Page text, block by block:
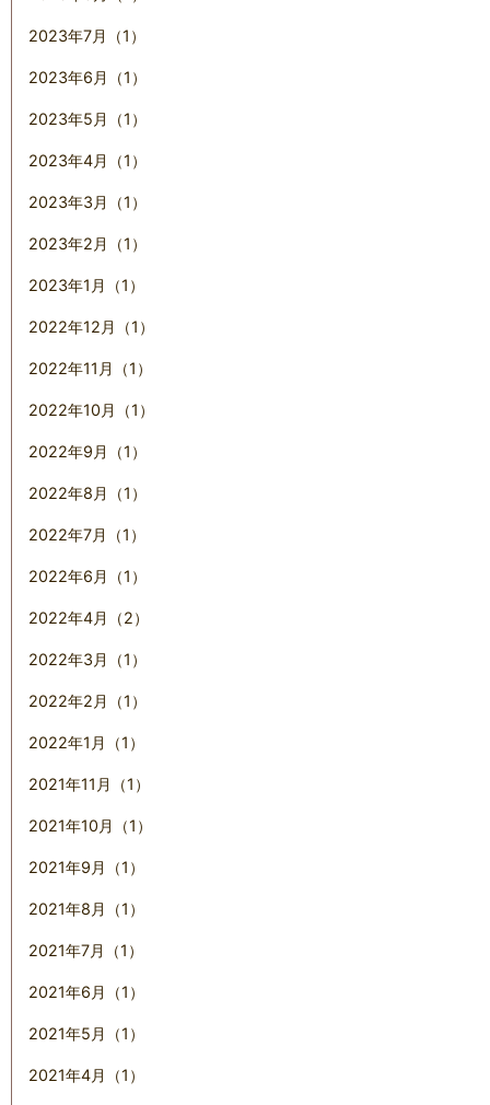
2023年7月（1）
2023年6月（1）
2023年5月（1）
2023年4月（1）
2023年3月（1）
2023年2月（1）
2023年1月（1）
2022年12月（1）
2022年11月（1）
2022年10月（1）
2022年9月（1）
2022年8月（1）
2022年7月（1）
2022年6月（1）
2022年4月（2）
2022年3月（1）
2022年2月（1）
2022年1月（1）
2021年11月（1）
2021年10月（1）
2021年9月（1）
2021年8月（1）
2021年7月（1）
2021年6月（1）
2021年5月（1）
2021年4月（1）